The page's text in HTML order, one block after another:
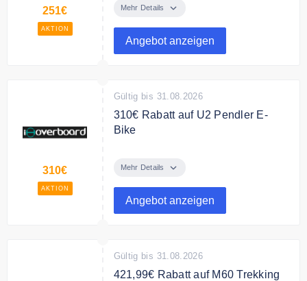
251€
AKTION
Komfort, Leistung und Lifestyle
Mehr Details
Angebot anzeigen
310€
AKTION
Gültig bis 31.08.2026
310€ Rabatt auf U2 Pendler E-
Bike
628,99€ statt 938,99€
Mehr Details
Angebot anzeigen
Gültig bis 31.08.2026
421,99€ Rabatt auf M60 Trekking